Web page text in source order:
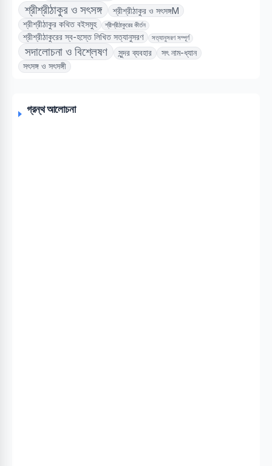
শ্রীশ্রীঠাকুর ও সৎসঙ্গ
শ্রীশ্রীঠাকুর ও সৎসঙ্গM
শ্রীশ্রীঠাকুর কথিত বইসমুহ
শ্রীশ্রীঠাকুরের কীর্তন
শ্রীশ্রীঠাকুরের স্ব-হস্তে লিখিত সত্যানুসরণ সত্যানুসরণ সম্পূর্ণ
সদালোচনা ও বিশ্লেষণ সুন্দর ব্যবহার
সৎ নাম-ধ্যান
সৎসঙ্গ ও সৎসঙ্গী
গ্রন্থ আলোচনা